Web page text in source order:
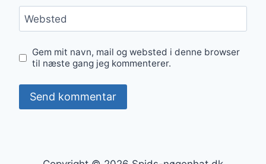
Websted
Gem mit navn, mail og websted i denne browser
til næste gang jeg kommenterer.